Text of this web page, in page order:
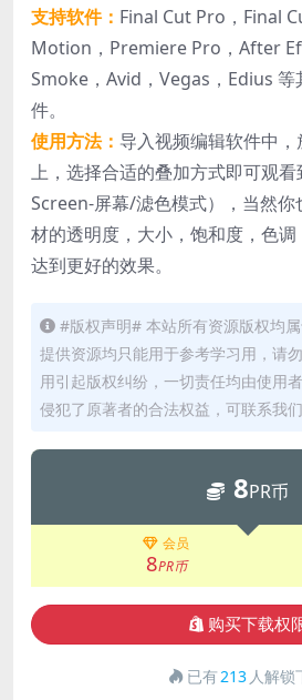
支持软件： Final Cut Pro，Final
Motion，Premiere Pro，After
Smoke，Avid，Vegas，Edius 等
件。
使用方法： 导入视频编辑软件中
上，选择合适的叠加方式即可观
Screen-屏幕/滤色模式），当然
材的透明度，大小，饱和度，色
达到更好的效果。
#版权声明# 本站所有资源版权均
提供资源均只能用于参考学习用，请
用引起版权纠纷，一切责任均由使用
侵犯了原著者的合法权益，可联系我们
8PR币
会员
8PR币
购买下载权
已有213 人解锁